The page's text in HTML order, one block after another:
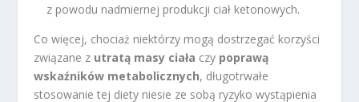
z powodu nadmiernej produkcji ciał ketonowych.
Co więcej, chociaż niektórzy mogą dostrzegać korzyści
związane z utratą masy ciała czy poprawą
wskaźników metabolicznych, długotrwałe
stosowanie tej diety niesie ze sobą ryzyko wystąpienia